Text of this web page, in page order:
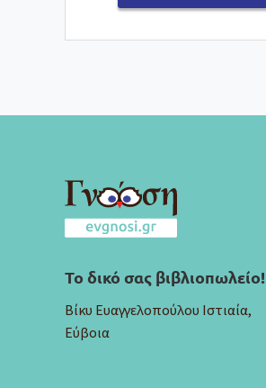
Το δικό σας βιβλιοπωλείο!
Βίκυ Ευαγγελοπούλου Ιστιαία,
Εύβοια